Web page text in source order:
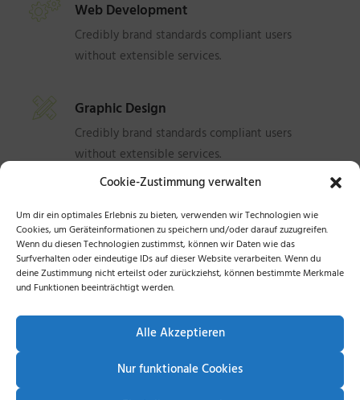
Cookie-Zustimmung verwalten
Um dir ein optimales Erlebnis zu bieten, verwenden wir Technologien wie
Cookies, um Geräteinformationen zu speichern und/oder darauf zuzugreifen.
Wenn du diesen Technologien zustimmst, können wir Daten wie das
Surfverhalten oder eindeutige IDs auf dieser Website verarbeiten. Wenn du
deine Zustimmung nicht erteilst oder zurückziehst, können bestimmte Merkmale
und Funktionen beeinträchtigt werden.
Alle Akzeptieren
Nur funktionale Cookies
Web Development
Credibly brand standards compliant users
without extensible services.
Graphic Design
Credibly brand standards compliant users
without extensible services.
Photography
Credibly brand standards compliant users
without extensible services.
Credibly brand standards compliant users